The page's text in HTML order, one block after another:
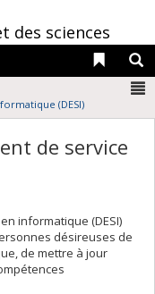
des sciences
Liens
(DESI)
de service
informatique (DESI)
désireuses de
de mettre à jour